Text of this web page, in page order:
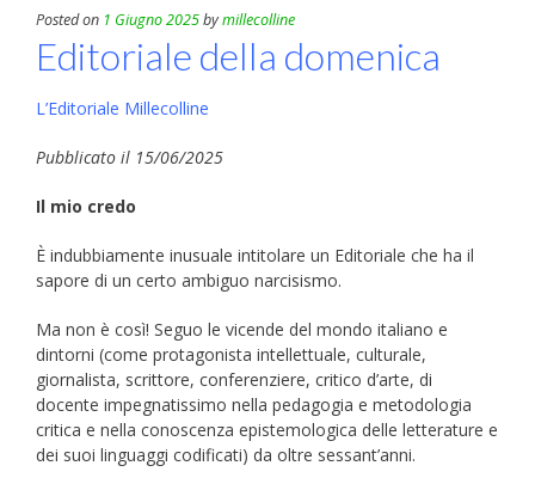
Posted on 1 Giugno 2025bymillecolline
Editoriale della domenica
L’Editoriale Millecolline
Pubblicato il 15/06/2025
Il mio credo
È indubbiamente inusuale intitolare un Editoriale che ha il
sapore di un certo ambiguo narcisismo.
Ma non è così! Seguo le vicende del mondo italiano e
dintorni (come protagonista intellettuale, culturale,
giornalista, scrittore, conferenziere, critico d’arte, di
docente impegnatissimo nella pedagogia e metodologia
critica e nella conoscenza epistemologica delle letterature e
dei suoi linguaggi codificati) da oltre sessant’anni.